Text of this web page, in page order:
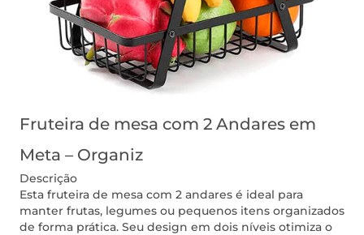
Fruteira de mesa com 2 Andares em
Meta – Organiz
Descrição
Esta fruteira de mesa com 2 andares é ideal para
manter frutas, legumes ou pequenos itens organizados
de forma prática. Seu design em dois níveis otimiza o